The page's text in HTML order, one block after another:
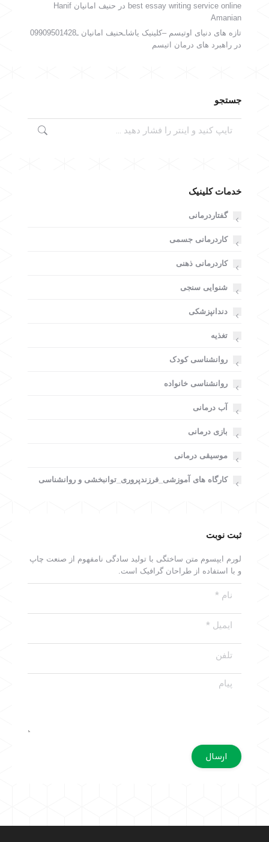
best essay writing service online در
حنیف امانیان Hanif
Amanian
تازه های دنیای اوتیسم –کلینیک یاشاـحنیف امانیان ـ09909501428
در راهبرد های درمان اتیسم
جستجو
خدمات کلینیک
گفتاردرمانی
کاردرمانی جسمی
کاردرمانی ذهنی
شنوایی سنجی
دندانپزشکی
تغذیه
روانشناسی کودک
روانشناسی خانواده
آب درمانی
بازی درمانی
موسیقی درمانی
کارگاه های آموزشی_فرزندپروری_توانبخشی و روانشناسی
ثبت نوبت
لورم ایپسوم متن ساختگی با تولید سادگی نامفهوم از صنعت چاپ
و با استفاده از طراحان گرافیک است.
ارسال